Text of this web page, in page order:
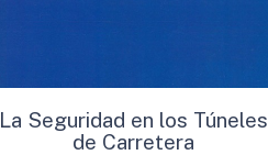
La Seguridad en los Túneles
de Carretera